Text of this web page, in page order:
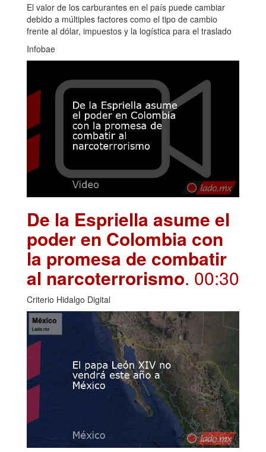
El valor de los carburantes en el país puede cambiar
debido a múltiples factores como el tipo de cambio
frente al dólar, impuestos y la logística para el traslado
Infobae
De la Espriella asume el
poder en Colombia con
la promesa de combatir
al narcoterrorismo. 00:30
Criterio Hidalgo Digital